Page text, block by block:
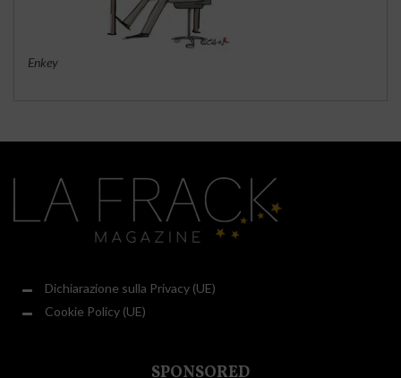
Enkey
Dichiarazione sulla Privacy (UE)
Cookie Policy (UE)
SPONSORED